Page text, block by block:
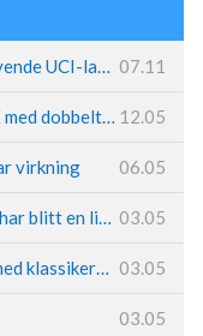
Fremtiden sikret for Norges lengstlevende UCI-lag – Kristoff trer inn i sentral rolle 07.11
Løland triumferte i Hønefoss – Uno-X med dobbeltslag på hjemmebane 12.05
virkning 06.05
Hungerholdt før Ringerike GP: – Det har blitt en livsstil 03.05
Tour de France 2025 starter i Lille – med klassikerpreg 03.05
03.05